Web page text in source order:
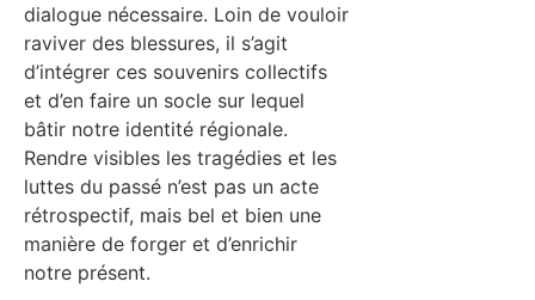
dialogue nécessaire. Loin de vouloir
raviver des blessures, il s’agit
d’intégrer ces souvenirs collectifs
et d’en faire un socle sur lequel
bâtir notre identité régionale.
Rendre visibles les tragédies et les
luttes du passé n’est pas un acte
rétrospectif, mais bel et bien une
manière de forger et d’enrichir
notre présent.